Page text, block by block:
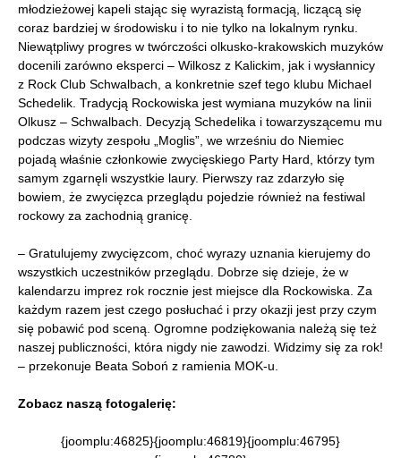
młodzieżowej kapeli stając się wyrazistą formacją, liczącą się
coraz bardziej w środowisku i to nie tylko na lokalnym rynku.
Niewątpliwy progres w twórczości olkusko-krakowskich muzyków
docenili zarówno eksperci – Wilkosz z Kalickim, jak i wysłannicy
z Rock Club Schwalbach, a konkretnie szef tego klubu Michael
Schedelik. Tradycją Rockowiska jest wymiana muzyków na linii
Olkusz – Schwalbach. Decyzją Schedelika i towarzyszącemu mu
podczas wizyty zespołu „Moglis”, we wrześniu do Niemiec
pojadą właśnie członkowie zwycięskiego Party Hard, którzy tym
samym zgarnęli wszystkie laury. Pierwszy raz zdarzyło się
bowiem, że zwycięzca przeglądu pojedzie również na festiwal
rockowy za zachodnią granicę.
– Gratulujemy zwycięzcom, choć wyrazy uznania kierujemy do
wszystkich uczestników przeglądu. Dobrze się dzieje, że w
kalendarzu imprez rok rocznie jest miejsce dla Rockowiska. Za
każdym razem jest czego posłuchać i przy okazji jest przy czym
się pobawić pod sceną. Ogromne podziękowania należą się też
naszej publiczności, która nigdy nie zawodzi. Widzimy się za rok!
– przekonuje Beata Soboń z ramienia MOK-u.
Zobacz naszą fotogalerię:
{joomplu:46825}{joomplu:46819}{joomplu:46795}